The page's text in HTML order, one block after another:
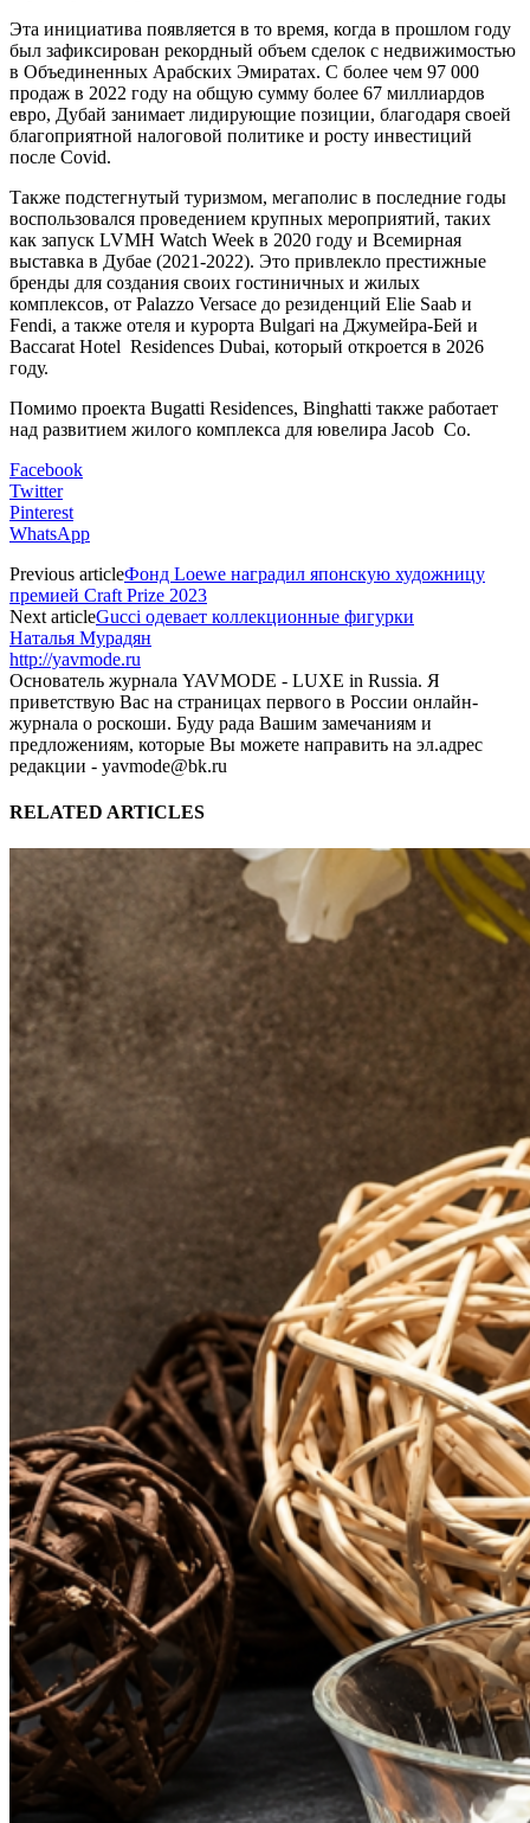
Эта инициатива появляется в то время, когда в прошлом году
был зафиксирован рекордный объем сделок с недвижимостью
в Объединенных Арабских Эмиратах. С более чем 97 000
продаж в 2022 году на общую сумму более 67 миллиардов
евро, Дубай занимает лидирующие позиции, благодаря своей
благоприятной налоговой политике и росту инвестиций
после Covid.
Также подстегнутый туризмом, мегаполис в последние годы
воспользовался проведением крупных мероприятий, таких
как запуск LVMH Watch Week в 2020 году и Всемирная
выставка в Дубае (2021-2022). Это привлекло престижные
бренды для создания своих гостиничных и жилых
комплексов, от Palazzo Versace до резиденций Elie Saab и
Fendi, а также отеля и курорта Bulgari на Джумейра-Бей и
Baccarat Hotel Residences Dubai, который откроется в 2026
году.
Помимо проекта Bugatti Residences, Binghatti также работает
над развитием жилого комплекса для ювелира Jacob Co.
Facebook
Twitter
Pinterest
WhatsApp
Previous articleФонд Loewe наградил японскую художницу
премией Craft Prize 2023
Next articleGucci одевает коллекционные фигурки
Наталья Мурадян
http://yavmode.ru
Основатель журнала YAVMODE - LUXE in Russia. Я
приветствую Вас на страницах первого в России онлайн-
журнала о роскоши. Буду рада Вашим замечаниям и
предложениям, которые Вы можете направить на эл.адрес
редакции - yavmode@bk.ru
RELATED ARTICLES